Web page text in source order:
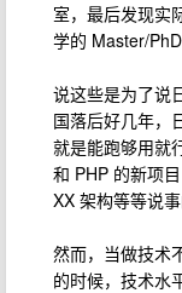
室，最后发现实
学的 Master/
说这些是为了说
国落后好几年，
就是能跑够用就
和 PHP 的新项
XX 架构等等说
然而，当做技术
的时候，技术水